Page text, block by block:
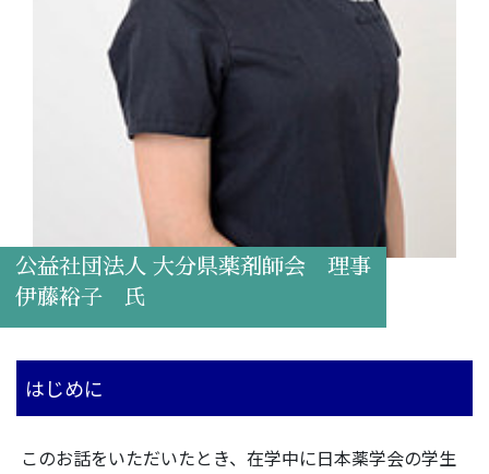
公益社団法人 大分県薬剤師会 理事
伊藤裕子 氏
はじめに
このお話をいただいたとき、在学中に日本薬学会の学生